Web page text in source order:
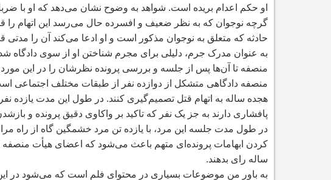
او حکم اعدام بریده است. شواهد به وضوح نشان میدهد که او با
گرچه نوجوان که به نظر ضعیف و افسرده حال میرسد این اتهام
حادثه که متعلق به نوجوان مذکور است و او ادعا میکند آن را مدتی
به عنوان مدرک جرم، دلیلی برای مجرم شناختن او از سوی دادگاه
منصفه تا آنها پس از جلسه و بررسی پرونده نظرشان را در این مورد
منصفه دادگاهی متشکل از دوازده نفر از طبقات مختلف اجتماعی
هجده ساله به اتهام قتل تصمیمگیری کنند. در طول این مدت یازده نفر
پافشاری دارند به جز یک نفر که تاکید بر واکاوی دقیق پرونده و
در طول مدت جلسه این مرد، با یازده تن مرد خشمگین گاه از راه
کردن ابهامات پرونده ای متهم باعث میشود که اعضای هیأت منصفه
ساله رای بدهند.
به باور من موضوعات بسیاری در محتوای فلم است که میشود در